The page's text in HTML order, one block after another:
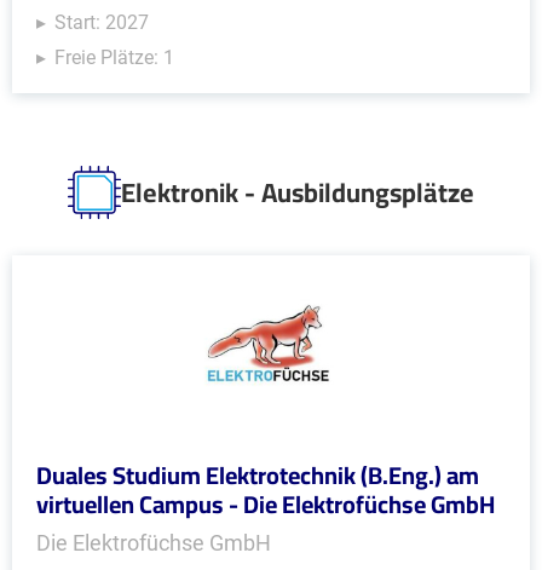
Start: 2027
Freie Plätze: 1
Elektronik - Ausbildungsplätze
Duales Studium Elektrotechnik (B.Eng.) am
virtuellen Campus - Die Elektrofüchse GmbH
Die Elektrofüchse GmbH